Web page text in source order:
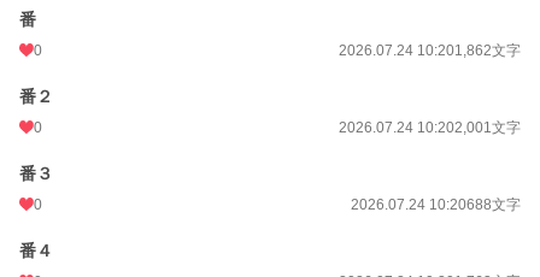
番
0 2026.07.24 10:201,862文字
番２
0 2026.07.24 10:202,001文字
番３
0 2026.07.24 10:20688文字
番４